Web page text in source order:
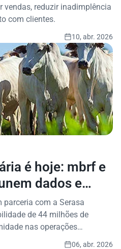
tecnologia
vendas, reduzir inadimplência
com clientes.
10, abr. 2026
é hoje: mbrf e
dados e
o meio
parceria com a Serasa
de 44 milhões de
nas operações
06, abr. 2026